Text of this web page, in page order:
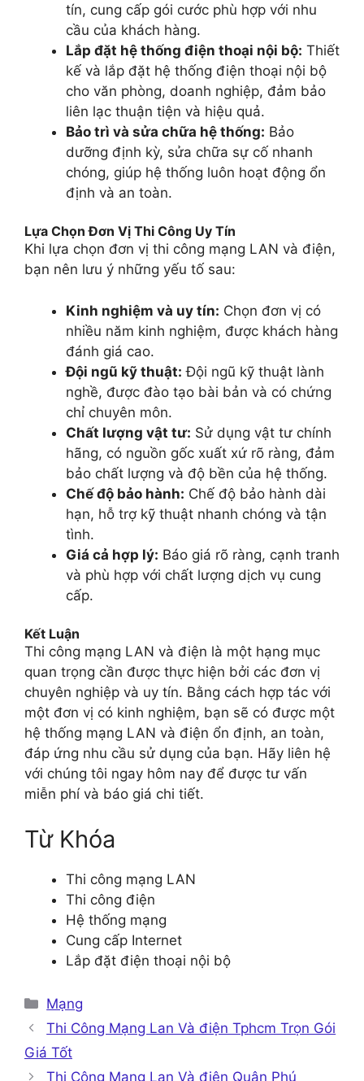
tín, cung cấp gói cước phù hợp với nhu
cầu của khách hàng.
Lắp đặt hệ thống điện thoại nội bộ: Thiết
kế và lắp đặt hệ thống điện thoại nội bộ
cho văn phòng, doanh nghiệp, đảm bảo
liên lạc thuận tiện và hiệu quả.
Bảo trì và sửa chữa hệ thống: Bảo
dưỡng định kỳ, sửa chữa sự cố nhanh
chóng, giúp hệ thống luôn hoạt động ổn
định và an toàn.
Lựa Chọn Đơn Vị Thi Công Uy Tín
Khi lựa chọn đơn vị thi công mạng LAN và điện,
bạn nên lưu ý những yếu tố sau:
Kinh nghiệm và uy tín: Chọn đơn vị có
nhiều năm kinh nghiệm, được khách hàng
đánh giá cao.
Đội ngũ kỹ thuật: Đội ngũ kỹ thuật lành
nghề, được đào tạo bài bản và có chứng
chỉ chuyên môn.
Chất lượng vật tư: Sử dụng vật tư chính
hãng, có nguồn gốc xuất xứ rõ ràng, đảm
bảo chất lượng và độ bền của hệ thống.
Chế độ bảo hành: Chế độ bảo hành dài
hạn, hỗ trợ kỹ thuật nhanh chóng và tận
tình.
Giá cả hợp lý: Báo giá rõ ràng, cạnh tranh
và phù hợp với chất lượng dịch vụ cung
cấp.
Kết Luận
Thi công mạng LAN và điện là một hạng mục
quan trọng cần được thực hiện bởi các đơn vị
chuyên nghiệp và uy tín. Bằng cách hợp tác với
một đơn vị có kinh nghiệm, bạn sẽ có được một
hệ thống mạng LAN và điện ổn định, an toàn,
đáp ứng nhu cầu sử dụng của bạn. Hãy liên hệ
với chúng tôi ngay hôm nay để được tư vấn
miễn phí và báo giá chi tiết.
Từ Khóa
Thi công mạng LAN
Thi công điện
Hệ thống mạng
Cung cấp Internet
Lắp đặt điện thoại nội bộ
Danh
mục
Mạng
Thi Công Mạng Lan Và điện Tphcm Trọn Gói
Giá Tốt
Thi Công Mạng Lan Và điện Quận Phú